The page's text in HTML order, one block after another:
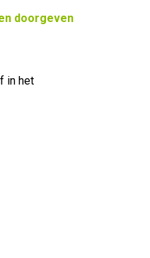
doorgeven
in het